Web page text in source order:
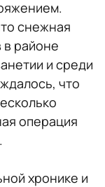
снежная
в районе
и среди
что
операция
хронике и